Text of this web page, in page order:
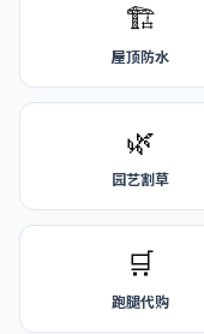
🏗️
屋顶防水
🌿
园艺割草
🛒
跑腿代购